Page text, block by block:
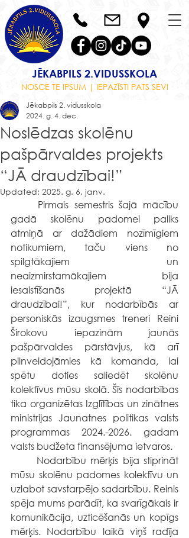
JĒKABPILS 2.VIDUSSKOLA
NOSCE TE IPSUM | IEPAZĪSTI PATS SEVI
Noslēdzas skolēnu
pašpārvaldes projekts
“JĀ draudzībai!”
Jēkabpils 2. vidusskola
2024. g. 4. dec.
Updated: 2025. g. 6. janv.
gadā skolēnu padomei paliks
atmiņā ar dažādiem nozīmīgiem
notikumiem, taču viens no
spilgtākajiem un
neaizmirstamākajiem bija
iesaistīšanās projektā “JĀ
draudzībai!”, kur nodarbībās ar
personiskās izaugsmes treneri Reini
Širokovu iepazinām jaunās
pašpārvaldes pārstāvjus, kā arī
pilnveidojāmies kā komanda, lai
spētu doties saliedēt skolēnu
kolektīvus mūsu skolā. Šīs nodarbības
tika organizētas Izglītības un zinātnes
ministrijas Jaunatnes politikas valsts
programmas 2024.-2026. gadam
valsts budžeta finansējuma ietvaros.
mūsu skolēnu padomes kolektīvu un
uzlabot savstarpējo sadarbību. Reinis
spēja mums parādīt, ka svarīgākais ir
komunikācija, uzticēšanās un kopīgs
mērķis. Nodarbību laikā viņš radīja